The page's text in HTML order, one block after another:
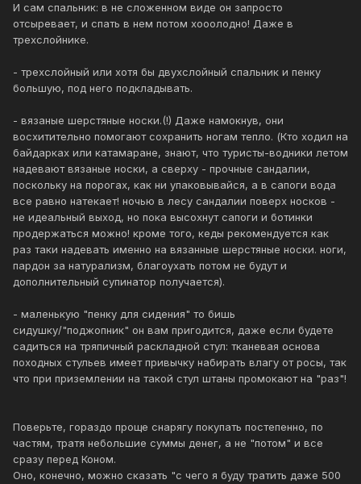
И сам спальник: в не сложенном виде он запросто
отсыревает, и спать в нем потом хооолодно! Даже в
трехслойнике.
- трехслойный или хотя бы двухслойный спальник и пенку
большую, под него подкладывать.
- вязаные шерстяные носки.(!) Даже намокнув, они
восхитительно помогают сохранить ногам тепло. (Кто ходил на
байдарках или катамаране, знают, что туристы-водники летом
надевают вязаные носки, а сверху - прочные сандалии,
поскольку на порогах, как ни упаковывайся, а в сапоги вода
все равно натекает! ночью в лесу сандалии поверх носков -
не идеальный выход, но пока высохнут сапоги и ботинки
продержаться можно! кроме того, кеды рекомендуется как
раз таки надевать именно на вязанные шерстяные носки. ноги,
пардон за натурализм, благоухать потом не будут и
дополнительный супинатор получается).
- маленькую "пенку для сидения" то бишь
сидушку/"поджопник" он вам пригодится, даже если будете
садиться на тряпичный раскладной стул: тканевая основа
походных стульев имеет привычку набирать влагу от росы, так
что при приземлении на такой стул штаны промокают на "раз"!
Поверьте, гораздо проще снарягу покупать постепенно, по
частям, тратя небольшие суммы денег, а не "потом" и все
сразу перед Коном.
Оно, конечно, можно сказать "с чего я буду тратить даже 500